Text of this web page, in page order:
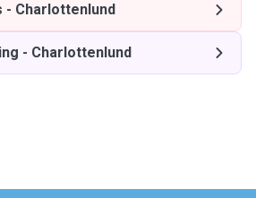
- Charlottenlund
- Charlottenlund